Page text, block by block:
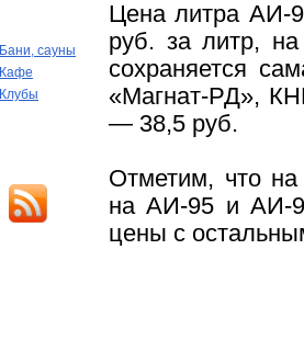
Бани, сауны
Кафе
Клубы
Цена литра АИ-
руб. за литр,
сохраняется
«Магнат-РД»,
— 38,5 руб.
Отметим, что
на АИ-95 и АИ-
цены с